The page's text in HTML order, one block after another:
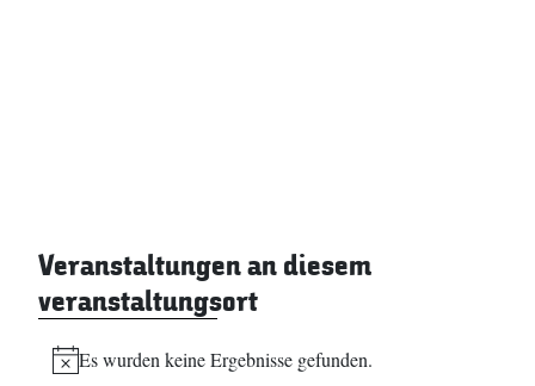
Veranstaltungen an diesem
veranstaltungsort
Hinweis
Es wurden keine Ergebnisse gefunden.